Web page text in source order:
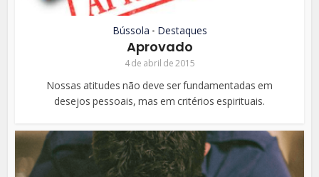
Bússola • Destaques
Aprovado
4 de abril de 2015
Nossas atitudes não deve ser fundamentadas em
desejos pessoais, mas em critérios espirituais.